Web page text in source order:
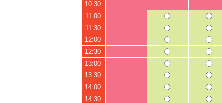
10:30
11:00
11:30
12:00
12:30
13:00
13:30
14:00
14:30